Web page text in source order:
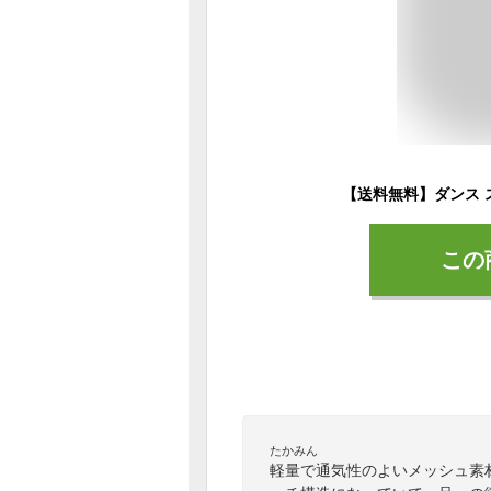
こ
たかみん
軽量で通気性のよいメッシュ